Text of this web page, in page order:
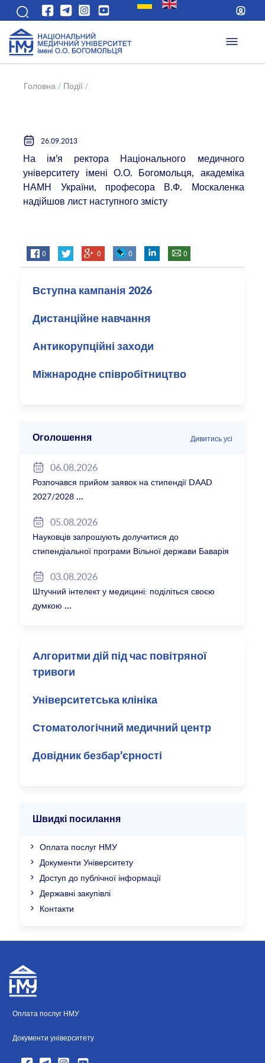
Головна / Події /
26.09.2013
На ім’я ректора Національного медичного
університету імені О.О. Богомольця, академіка
НАМН України, професора В.Ф. Москаленка
надійшов лист наступного змісту
0 0 0 0
Вступна кампанія 2026
Дистанційне навчання
Антикорупційні заходи
Міжнародне співробітництво
Оголошення Дивитись усі
06.08.2026
Розпочався прийом заявок на стипендії DAAD
2027/2028
05.08.2026
Науковців запрошують долучитися до
стипендіальної програми Вільної держави Баварія
03.08.2026
Штучний інтелект у медицині: поділіться своєю
думкою
Алгоритми дій під час повітряної
тривоги
Університетська клініка
Стоматологічний медичний центр
Довідник безбар’єрності
Швидкі посилання
Оплата послуг НМУ
Документи Університету
Доступ до публічної інформації
Державні закупівлі
Контакти
Оплата послуг НМУ
Документи університету